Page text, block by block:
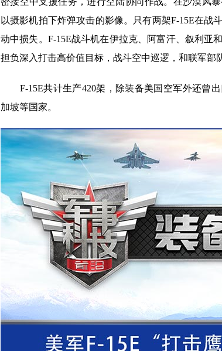
以摄影机拍下炸弹攻击的影像。只有两架F-15E在战
动中损失。F-15E战斗机在伊拉克、阿富汗、叙利亚
担负深入打击高价值目标，战斗空中巡逻，和联军部
F-15E共计生产420架，除装备美国空军外还曾出
加坡等国家。